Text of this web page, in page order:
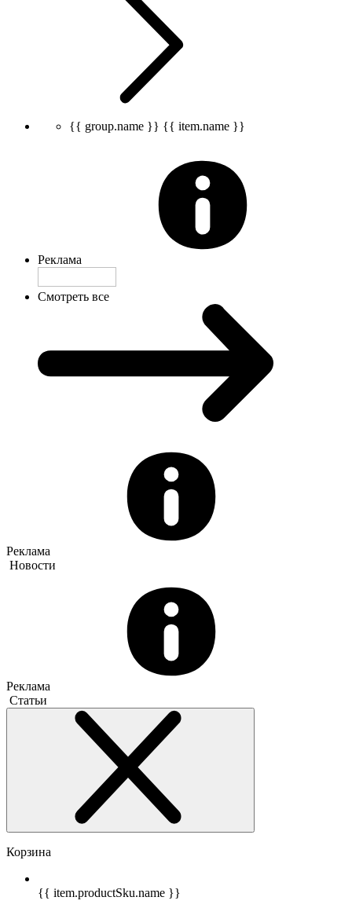
{{ group.name }} {{ item.name }}
Реклама
Смотреть все
Реклама
Новости
Реклама
Статьи
Корзина
{{ item.productSku.name }}